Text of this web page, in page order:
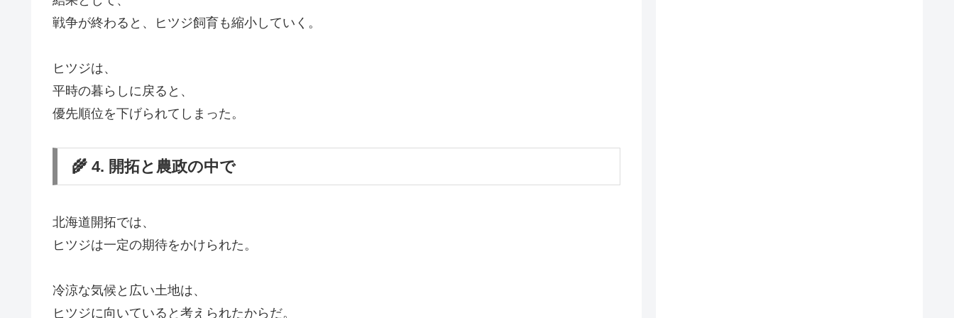
戦争が終わると、ヒツジ飼育も縮小していく。
ヒツジは、
平時の暮らしに戻ると、
優先順位を下げられてしまった。
🌾 4. 開拓と農政の中で
北海道開拓では、
ヒツジは一定の期待をかけられた。
冷涼な気候と広い土地は、
ヒツジに向いていると考えられたからだ。